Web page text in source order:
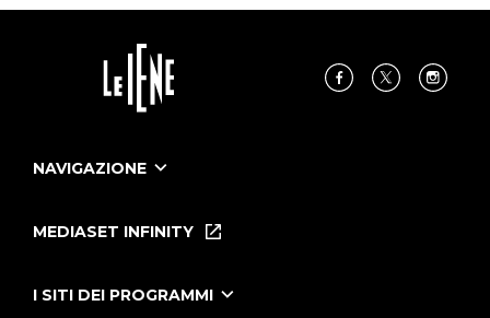
NAVIGAZIONE
Le Iene Presentano Inside
Tutti i servizi
MEDIASET INFINITY
I SITI DEI PROGRAMMI